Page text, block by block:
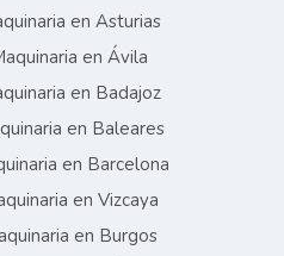
en Asturias
en Ávila
en Badajoz
en Baleares
en Barcelona
en Vizcaya
en Burgos